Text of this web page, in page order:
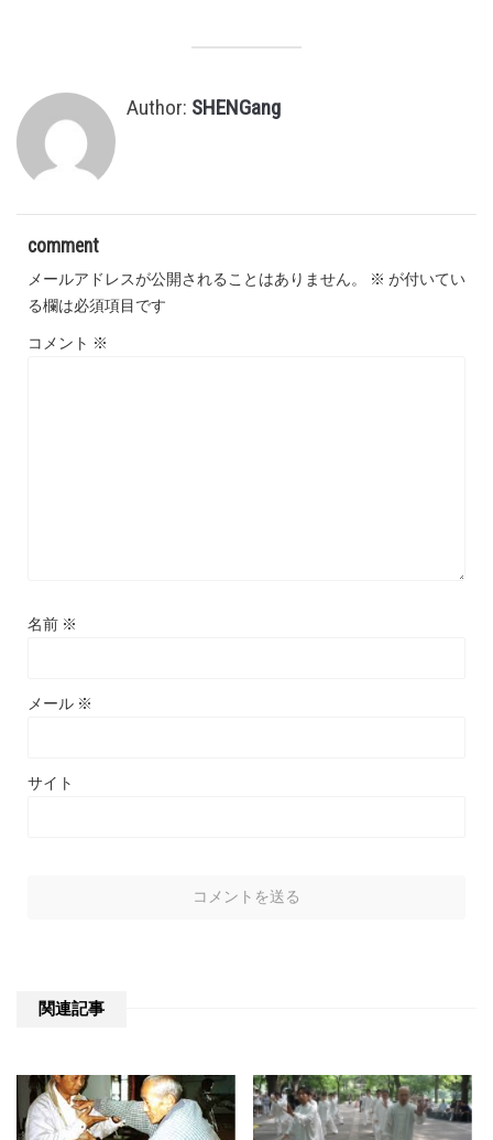
Author: SHENGang
comment
メールアドレスが公開されることはありません。 ※ が付いてい
る欄は必須項目です
コメント ※
名前 ※
メール ※
サイト
関連記事